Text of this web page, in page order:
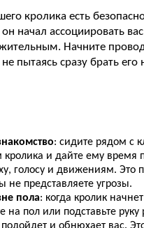
кролика есть
начал ассоциировать
Начните
пытаясь сразу брать его
: сидите рядом с
кролика и дайте ему время
голосу и движениям. Это
не представляете угрозы.
пола: когда кролик
на пол или подставьте